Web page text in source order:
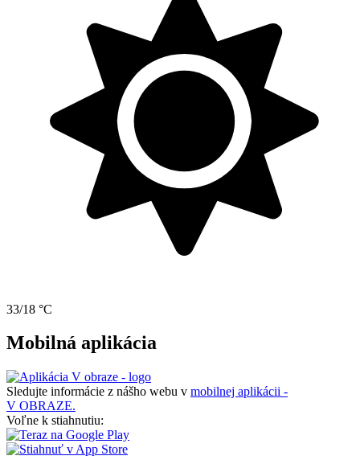
33/18 °C
Mobilná aplikácia
Sledujte informácie z nášho webu v mobilnej aplikácii -
V OBRAZE.
Voľne k stiahnutiu: